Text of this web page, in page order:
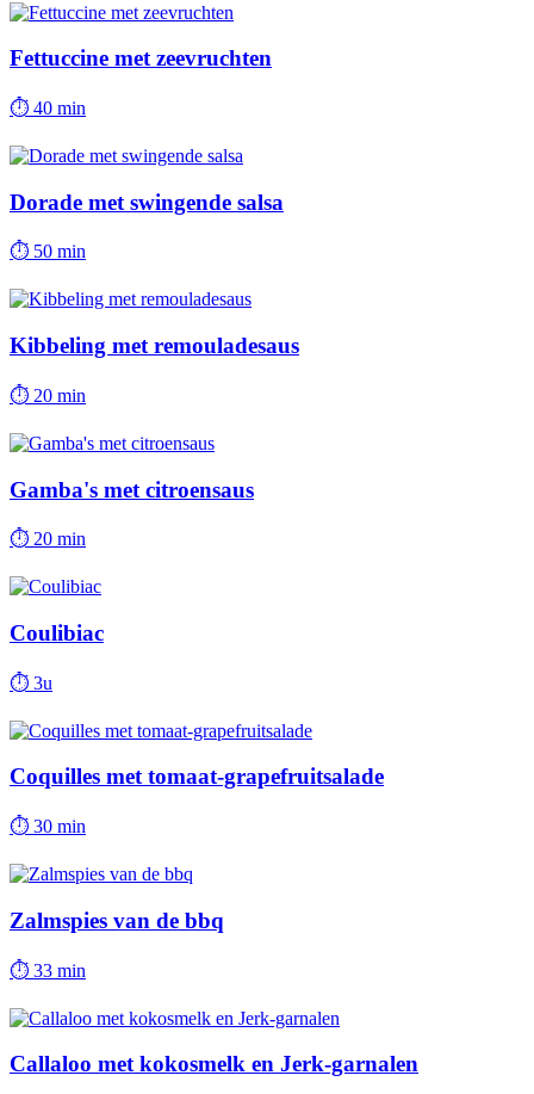
Fettuccine met zeevruchten
⏱ 40 min
Dorade met swingende salsa
⏱ 50 min
Kibbeling met remouladesaus
⏱ 20 min
Gamba's met citroensaus
⏱ 20 min
Coulibiac
⏱ 3u
Coquilles met tomaat-grapefruitsalade
⏱ 30 min
Zalmspies van de bbq
⏱ 33 min
Callaloo met kokosmelk en Jerk-garnalen